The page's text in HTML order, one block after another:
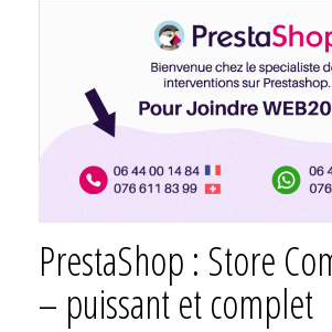
PrestaShop : Store
– puissant et complet